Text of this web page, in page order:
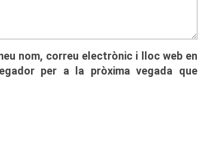
nom, correu electrònic i lloc web en
per a la pròxima vegada que